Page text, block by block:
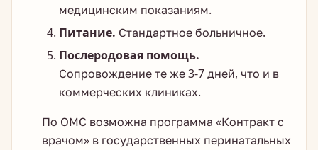
медицинским показаниям.
Питание. Стандартное больничное.
Послеродовая помощь.
Сопровождение те же 3-7 дней, что и в
коммерческих клиниках.
По ОМС возможна программа «Контракт с
врачом» в государственных перинатальных